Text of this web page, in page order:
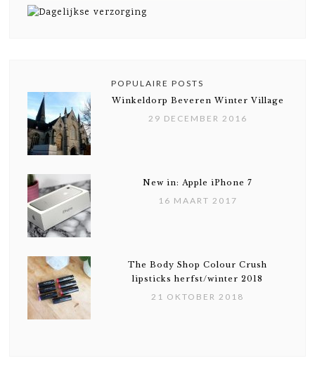
POPULAIRE POSTS
Winkeldorp Beveren Winter Village
29 DECEMBER 2016
New in: Apple iPhone 7
16 MAART 2017
The Body Shop Colour Crush
lipsticks herfst/winter 2018
21 OKTOBER 2018